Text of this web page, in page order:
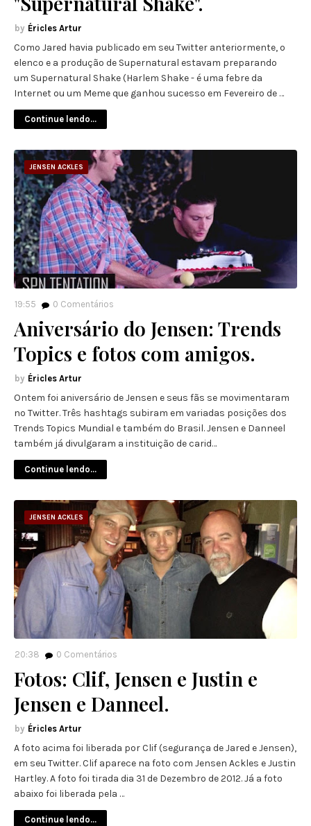
Éricles Artur
Como Jared havia publicado em seu Twitter anteriormente, o
elenco e a produção de Supernatural estavam preparando
um Supernatural Shake (Harlem Shake - é uma febre da
Internet ou um Meme que ganhou sucesso em Fevereiro de …
Continue lendo...
JENSEN ACKLES
19:55 0 Comentários
Aniversário do Jensen: Trends
Topics e fotos com amigos.
Éricles Artur
Ontem foi aniversário de Jensen e seus fãs se movimentaram
no Twitter. Três hashtags subiram em variadas posições dos
Trends Topics Mundial e também do Brasil. Jensen e Danneel
também já divulgaram a instituição de carid…
Continue lendo...
JENSEN ACKLES
20:38 0 Comentários
Fotos: Clif, Jensen e Justin e
Jensen e Danneel.
Éricles Artur
A foto acima foi liberada por Clif (segurança de Jared e Jensen),
em seu Twitter. Clif aparece na foto com Jensen Ackles e Justin
Hartley. A foto foi tirada dia 31 de Dezembro de 2012. Já a foto
abaixo foi liberada pela …
Continue lendo...